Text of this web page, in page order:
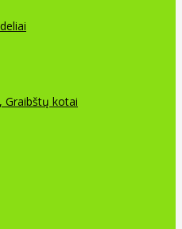
Graibštų kotai